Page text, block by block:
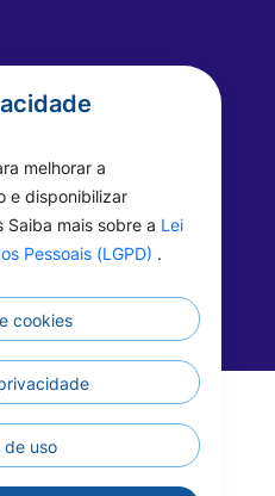
- MT - Todos os
melhorar a
e disponibilizar
mais sobre a Lei
Pessoais (LGPD) .
cookies
de uso